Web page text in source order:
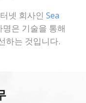
넷 회사인 Sea
명은 기술을 통해
하는 것입니다.